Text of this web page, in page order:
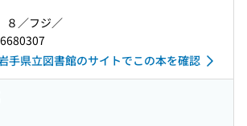
８／フジ／
手県立図書館のサイトでこの本を確認